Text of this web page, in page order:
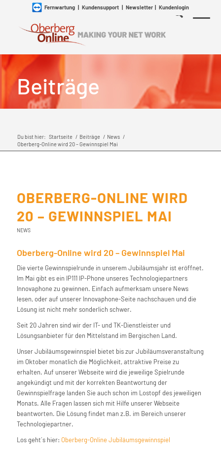
Fernwartung| Kundensupport| Newsletter| Kundenlogin
Beiträge
Du bist hier: Startseite / Beiträge / News /
Oberberg-Online wird 20 – Gewinnspiel Mai
OBERBERG-ONLINE WIRD
20 – GEWINNSPIEL MAI
NEWS
Oberberg-Online wird 20 – Gewinnspiel Mai
Die vierte Gewinnspielrunde in unserem Jubiläumsjahr ist eröffnet.
Im Mai gibt es ein IP111 IP-Phone unseres Technologiepartners
Innovaphone zu gewinnen. Einfach aufmerksam unsere News
lesen, oder auf unserer Innovaphone-Seite nachschauen und die
Lösung ist nicht mehr sonderlich schwer.
Seit 20 Jahren sind wir der IT- und TK-Dienstleister und
Lösungsanbieter für den Mittelstand im Bergischen Land.
Unser Jubiläumsgewinnspiel bietet bis zur Jubiläumsveranstaltung
im Oktober monatlich die Möglichkeit, attraktive Preise zu
erhalten. Auf unserer Webseite wird die jeweilige Spielrunde
angekündigt und mit der korrekten Beantwortung der
Gewinnspielfrage landen Sie auch schon im Lostopf des jeweiligen
Monats. Alle Fragen lassen sich mit Hilfe unserer Webseite
beantworten. Die Lösung findet man z.B. im Bereich unserer
Technologiepartner.
Los geht´s hier: Oberberg-Online Jubiläumsgewinnspiel